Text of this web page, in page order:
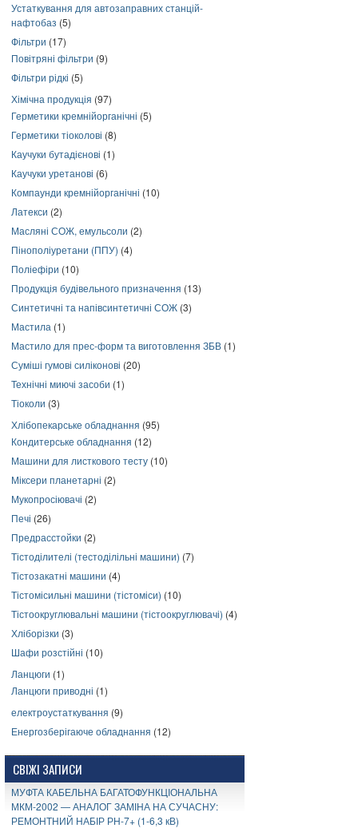
Устаткування для автозаправних станцій-
нафтобаз (5)
Фільтри (17)
Повітряні фільтри (9)
Фільтри рідкі (5)
Хімічна продукція (97)
Герметики кремнійорганічні (5)
Герметики тіоколові (8)
Каучуки бутадієнові (1)
Каучуки уретанові (6)
Компаунди кремнійорганічні (10)
Латекси (2)
Масляні СОЖ, емульсоли (2)
Пінополіуретани (ППУ) (4)
Поліефіри (10)
Продукція будівельного призначення (13)
Синтетичні та напівсинтетичні СОЖ (3)
Мастила (1)
Мастило для прес-форм та виготовлення ЗБВ (1)
Суміші гумові силіконові (20)
Технічні миючі засоби (1)
Тіоколи (3)
Хлібопекарське обладнання (95)
Кондитерське обладнання (12)
Машини для листкового тесту (10)
Міксери планетарні (2)
Мукопросіювачі (2)
Печі (26)
Предрасстойки (2)
Тістоділителі (тестоділільні машини) (7)
Тістозакатні машини (4)
Тістомісильні машини (тістоміси) (10)
Тістоокруглювальні машини (тістоокруглювачі) (4)
Хліборізки (3)
Шафи розстійні (10)
Ланцюги (1)
Ланцюги приводні (1)
електроустаткування (9)
Енергозберігаюче обладнання (12)
СВІЖІ ЗАПИСИ
МУФТА КАБЕЛЬНА БАГАТОФУНКЦІОНАЛЬНА
МКМ-2002 — АНАЛОГ ЗАМІНА НА СУЧАСНУ:
РЕМОНТНИЙ НАБІР РН-7+ (1-6,3 кВ)